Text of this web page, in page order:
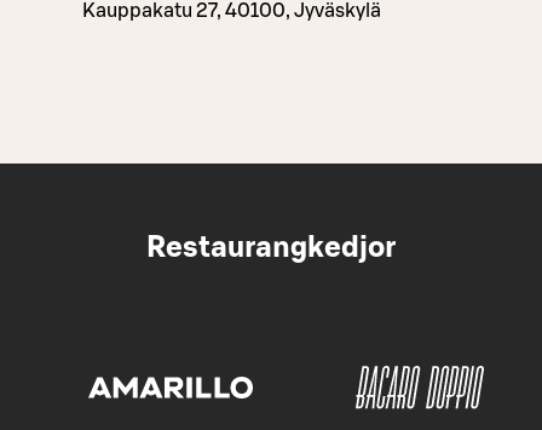
Kauppakatu 27, 40100, Jyväskylä
Restaurangkedjor